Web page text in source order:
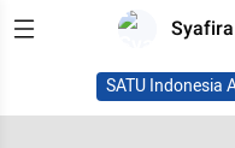
SATU Indonesia